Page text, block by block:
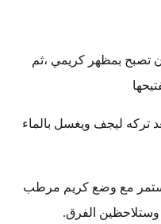
تصبح بمظهر كريمي ،ثم
تركه ليجف ويغسل بالماء
مع وضع كريم مرطب
وستلاحظين الفرق.